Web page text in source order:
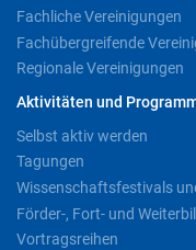
Fachliche Vereinigungen
Fachübergreifende
Regionale Vereinigungen
Aktivitäten und
Selbst aktiv werden
Tagungen
Wissenschaftsfestivals
Förder-, Fort- und
Vortragsreihen